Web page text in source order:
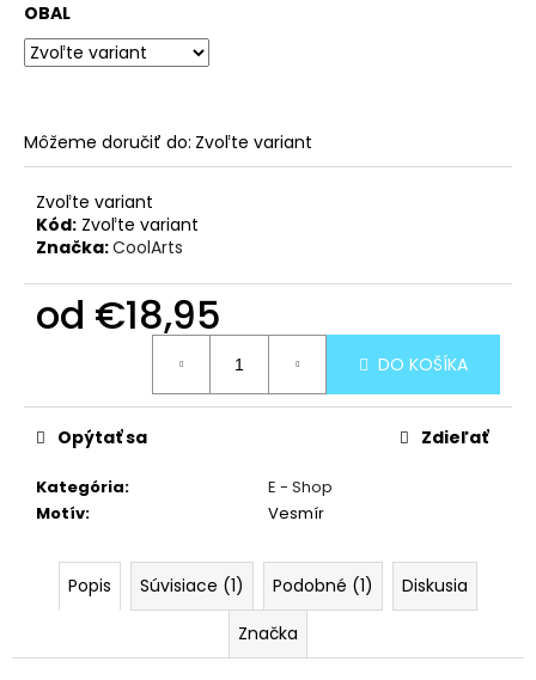
OBAL
Môžeme doručiť do: Zvoľte variant
Zvoľte variant
Kód: Zvoľte variant
Značka:CoolArts
od €18,95
DO KOŠÍKA
Kategória:
E - Shop
Motív: Vesmír
Opýtať sa Zdieľať
Popis Súvisiace (1) Podobné (1)
Diskusia
Značka